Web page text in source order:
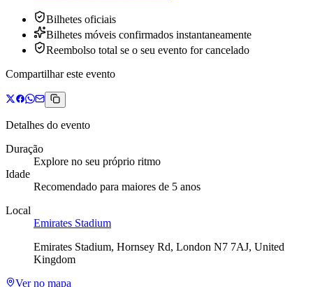
Bilhetes oficiais
Bilhetes móveis confirmados instantaneamente
Reembolso total se o seu evento for cancelado
Compartilhar este evento
Detalhes do evento
Duração
Explore no seu próprio ritmo
Idade
Recomendado para maiores de 5 anos
Local
Emirates Stadium
Emirates Stadium, Hornsey Rd, London N7 7AJ, United
Kingdom
Ver no mapa